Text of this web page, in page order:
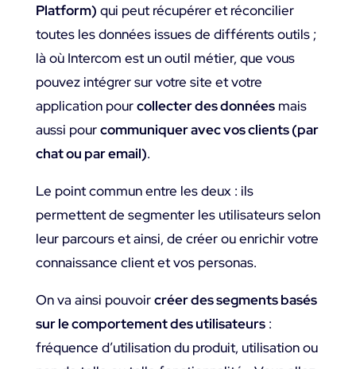
Platform) qui peut récupérer et réconcilier
toutes les données issues de différents outils ;
là où Intercom est un outil métier, que vous
pouvez intégrer sur votre site et votre
application pourcollecter des donnéesmais
aussi pourcommuniquer avec vos clients (par
chat ou par email).
Le point commun entre les deux : ils
permettent de segmenter les utilisateurs selon
leur parcours et ainsi, de créer ou enrichir votre
connaissance client et vos personas.
On va ainsi pouvoircréer des segments basés
sur le comportement des utilisateurs:
fréquence d’utilisation du produit, utilisation ou